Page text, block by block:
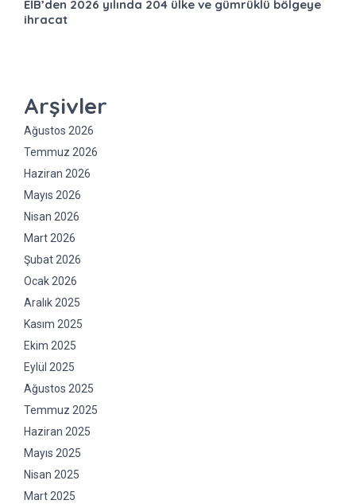
EİB’den 2026 yılında 204 ülke ve gümrüklü bölgeye
ihracat
Arşivler
Ağustos 2026
Temmuz 2026
Haziran 2026
Mayıs 2026
Nisan 2026
Mart 2026
Şubat 2026
Ocak 2026
Aralık 2025
Kasım 2025
Ekim 2025
Eylül 2025
Ağustos 2025
Temmuz 2025
Haziran 2025
Mayıs 2025
Nisan 2025
Mart 2025